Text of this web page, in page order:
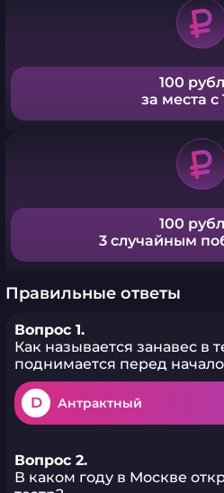
100
за места с
100
3 случайным
Правильные ответы
Вопрос 1.
Как называется занавес в
поднимается перед
D Антрактный
Вопрос 2.
В каком году в Москве